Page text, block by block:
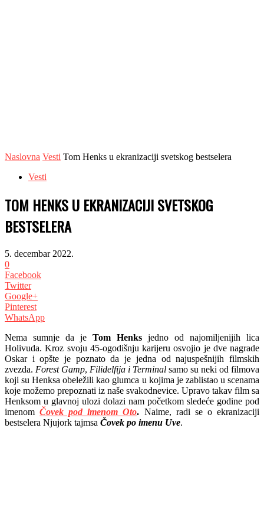
Naslovna Vesti Tom Henks u ekranizaciji svetskog bestselera
Vesti
TOM HENKS U EKRANIZACIJI SVETSKOG
BESTSELERA
5. decembar 2022.
0
Facebook
Twitter
Google+
Pinterest
WhatsApp
Nema sumnje da je Tom Henks jedno od najomiljenijih lica
Holivuda. Kroz svoju 45-ogodišnju karijeru osvojio je dve nagrade
Oskar i opšte je poznato da je jedna od najuspešnijih filmskih
zvezda. Forest Gamp, Filidelfija i Terminal samo su neki od filmova
koji su Henksa obeležili kao glumca u kojima je zablistao u scenama
koje možemo prepoznati iz naše svakodnevice. Upravo takav film sa
Henksom u glavnoj ulozi dolazi nam početkom sledeće godine pod
imenomČovek pod imenom Oto. Naime, radi se o ekranizaciji
bestselera Njujork tajmsa Čovek po imenu Uve.